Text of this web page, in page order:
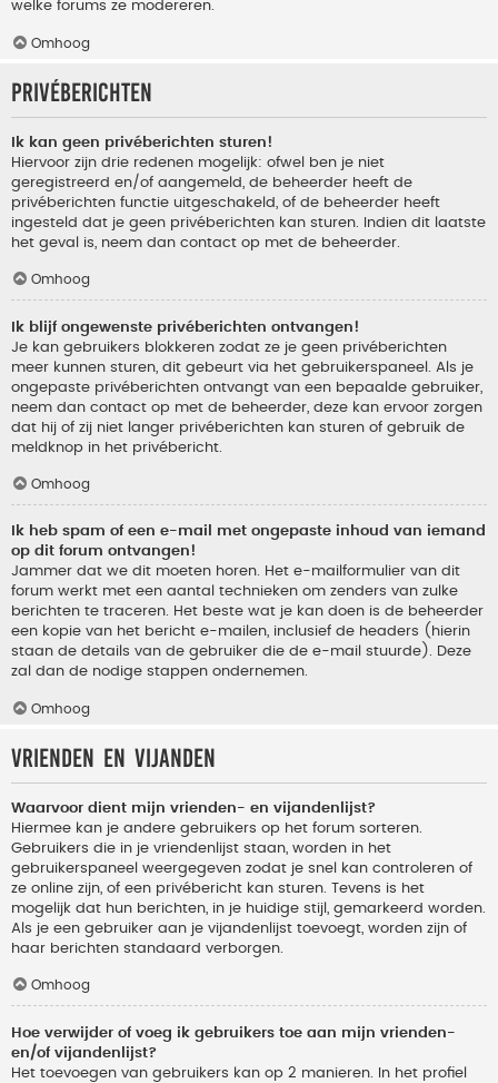
welke forums ze modereren.
Omhoog
Privéberichten
Ik kan geen privéberichten sturen!
Hiervoor zijn drie redenen mogelijk: ofwel ben je niet
geregistreerd en/of aangemeld, de beheerder heeft de
privéberichten functie uitgeschakeld, of de beheerder heeft
ingesteld dat je geen privéberichten kan sturen. Indien dit laatste
het geval is, neem dan contact op met de beheerder.
Omhoog
Ik blijf ongewenste privéberichten ontvangen!
Je kan gebruikers blokkeren zodat ze je geen privéberichten
meer kunnen sturen, dit gebeurt via het gebruikerspaneel. Als je
ongepaste privéberichten ontvangt van een bepaalde gebruiker,
neem dan contact op met de beheerder, deze kan ervoor zorgen
dat hij of zij niet langer privéberichten kan sturen of gebruik de
meldknop in het privébericht.
Omhoog
Ik heb spam of een e-mail met ongepaste inhoud van iemand
op dit forum ontvangen!
Jammer dat we dit moeten horen. Het e-mailformulier van dit
forum werkt met een aantal technieken om zenders van zulke
berichten te traceren. Het beste wat je kan doen is de beheerder
een kopie van het bericht e-mailen, inclusief de headers (hierin
staan de details van de gebruiker die de e-mail stuurde). Deze
zal dan de nodige stappen ondernemen.
Omhoog
Vrienden en vijanden
Waarvoor dient mijn vrienden- en vijandenlijst?
Hiermee kan je andere gebruikers op het forum sorteren.
Gebruikers die in je vriendenlijst staan, worden in het
gebruikerspaneel weergegeven zodat je snel kan controleren of
ze online zijn, of een privébericht kan sturen. Tevens is het
mogelijk dat hun berichten, in je huidige stijl, gemarkeerd worden.
Als je een gebruiker aan je vijandenlijst toevoegt, worden zijn of
haar berichten standaard verborgen.
Omhoog
Hoe verwijder of voeg ik gebruikers toe aan mijn vrienden-
en/of vijandenlijst?
Het toevoegen van gebruikers kan op 2 manieren. In het profiel